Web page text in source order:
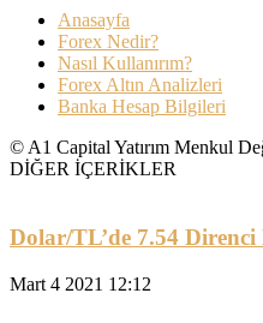
Anasayfa
Forex Nedir?
Nasıl Kullanırım?
Forex Altın Analizleri
Banka Hesap Bilgileri
© A1 Capital Yatırım Menkul
DİĞER İÇERİKLER
Dolar/TL’de 7.54
Mart 4 2021 12:12